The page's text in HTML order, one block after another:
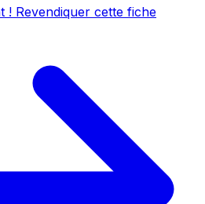
! Revendiquer cette fiche